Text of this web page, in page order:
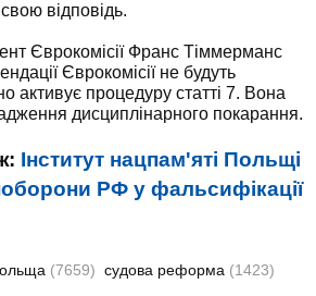
відповідь.
Єврокомісії Франс Тіммерманс
Єврокомісії не будуть
активує процедуру статті 7. Вона
дисциплінарного покарання.
Інститут нацпам'яті Польщі
РФ у фальсифікації
(7659) судова реформа (1423)